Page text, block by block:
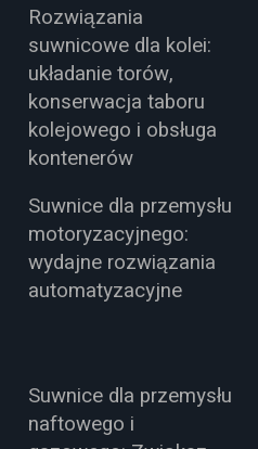
Rozwiązania
suwnicowe dla kolei:
układanie torów,
konserwacja taboru
kolejowego i obsługa
kontenerów
Suwnice dla przemysłu
motoryzacyjnego:
wydajne rozwiązania
automatyzacyjne
Suwnice dla przemysłu
naftowego i